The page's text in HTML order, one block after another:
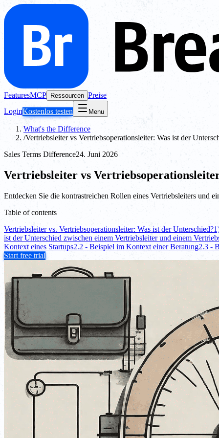
FeaturesMCP Ressourcen Preise
LoginKostenlos testen Menu
What's the Difference
/Vertriebsleiter vs Vertriebsoperationsleiter: Was ist der
Sales Terms Difference24. Juni 2026
Vertriebsleiter vs
Entdecken Sie die kontrastreichen Rollen eines Vertriebsleiters und
Table of contents
Vertriebsleiter vs. Vertriebsoperationsleiter: Was ist der Unterschied?
ist der Unterschied zwischen einem Vertriebsleiter und einem
Kontext eines Startups2.2 - Beispiel im Kontext einer Beratung2.3 -
Start free trial